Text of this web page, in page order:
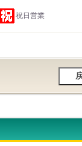
祝日営業